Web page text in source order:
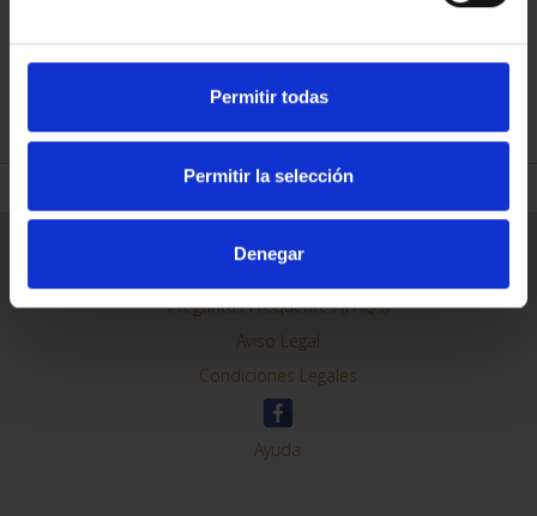
Permitir todas
Permitir la selección
Denegar
REFINAR
Información General
Contacto
Preguntas Frequentes (FAQs)
Aviso Legal
Condiciones Legales
Ayuda